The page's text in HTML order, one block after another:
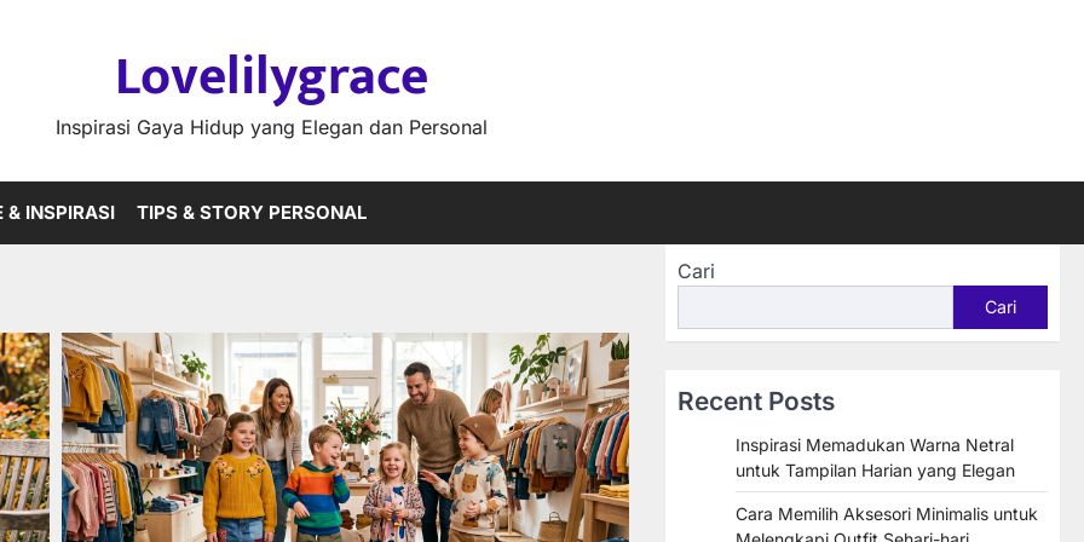
Lovelilygrace
Inspirasi Gaya Hidup yang Elegan dan Personal
& INSPIRASI TIPS & STORY PERSONAL
Cari
Cari
Recent Posts
Inspirasi Memadukan Warna Netral
untuk Tampilan Harian yang Elegan
Cara Memilih Aksesori Minimalis untuk